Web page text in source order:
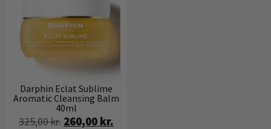
Darphin Eclat Sublime
Aromatic Cleansing Balm
40ml
325,00kr. 260,00 kr.